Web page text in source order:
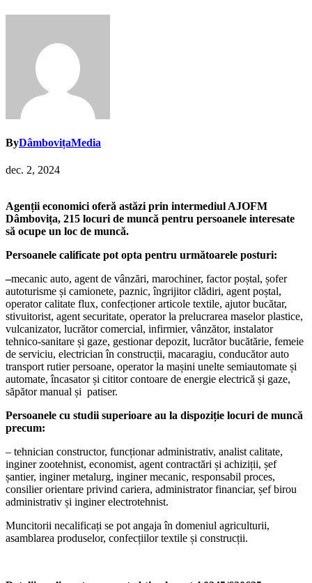
ByDâmbovițaMedia
dec. 2, 2024
Agenții economici oferă astăzi prin intermediul AJOFM
Dâmbovița, 215 locuri de muncă pentru persoanele interesate
să ocupe un loc de muncă.
Persoanele calificate pot opta pentru următoarele posturi:
–mecanic auto, agent de vânzări, marochiner, factor poștal, șofer
autoturisme și camionete, paznic, îngrijitor clădiri, agent poștal,
operator calitate flux, confecționer articole textile, ajutor bucătar,
stivuitorist, agent securitate, operator la prelucrarea maselor plastice,
vulcanizator, lucrător comercial, infirmier, vânzător, instalator
tehnico-sanitare și gaze, gestionar depozit, lucrător bucătărie, femeie
de serviciu, electrician în construcții, macaragiu, conducător auto
transport rutier persoane, operator la mașini unelte semiautomate și
automate, încasator și cititor contoare de energie electrică și gaze,
săpător manual și patiser.
Persoanele cu studii superioare au la dispoziție locuri de muncă
precum:
– tehnician constructor, funcționar administrativ, analist calitate,
inginer zootehnist, economist, agent contractări și achiziții, șef
șantier, inginer metalurg, inginer mecanic, responsabil proces,
consilier orientare privind cariera, administrator financiar, șef birou
administrativ și inginer electrotehnist.
Muncitorii necalificați se pot angaja în domeniul agriculturii,
asamblarea produselor, confecțiilor textile și construcții.